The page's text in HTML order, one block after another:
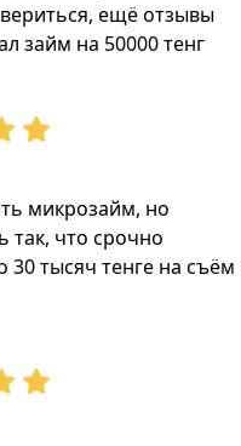
ещё отзывы
займ на 50000 тенг
микрозайм, но
так, что срочно
тысяч тенге на съём